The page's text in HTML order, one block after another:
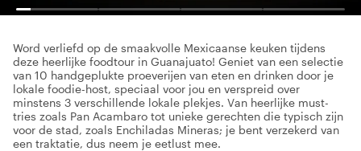
Word verliefd op de smaakvolle Mexicaanse keuken tijdens
deze heerlijke foodtour in Guanajuato! Geniet van een selectie
van 10 handgeplukte proeverijen van eten en drinken door je
lokale foodie-host, speciaal voor jou en verspreid over
minstens 3 verschillende lokale plekjes. Van heerlijke must-
tries zoals Pan Acambaro tot unieke gerechten die typisch zijn
voor de stad, zoals Enchiladas Mineras; je bent verzekerd van
een traktatie, dus neem je eetlust mee.